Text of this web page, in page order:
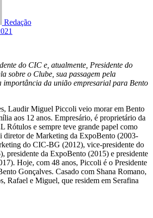
Redação
do CIC e, atualmente, Presidente do
sobre o Clube, sua passagem pela
importância da união empresarial para Bento
Laudir Miguel Piccoli veio morar em Bento
aos 12 anos. Empresário, é proprietário da
Rótulos e sempre teve grande papel como
diretor de Marketing da ExpoBento (2003-
do CIC-BG (2012), vice-presidente do
presidente da ExpoBento (2015) e presidente
Hoje, com 48 anos, Piccoli é o Presidente
Gonçalves. Casado com Shana Romano,
Rafael e Miguel, que residem em Serafina